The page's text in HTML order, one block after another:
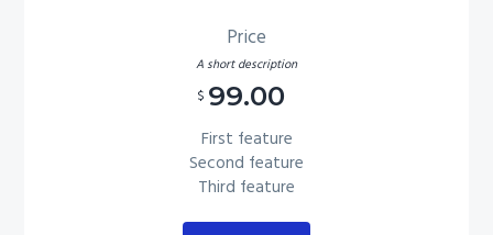
Price
A short description
$ 99.00
First feature
Second feature
Third feature